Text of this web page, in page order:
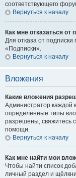
соответствующего
Вернуться к началу
Как мне отказаться от
Для отказа от
«Подписки».
Вернуться к началу
Вложения
Какие вложения
Администратор каждой
определённые типы
разрешены, свяжитесь
помощи.
Вернуться к началу
Как мне найти мои
Чтобы найти список
личный раздел и